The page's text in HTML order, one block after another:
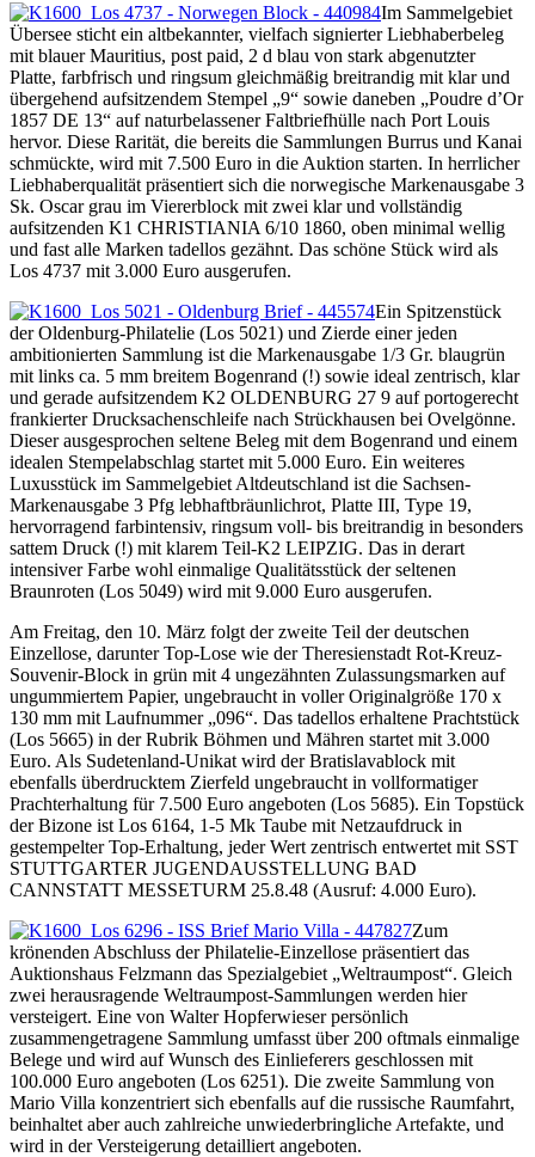
Im Sammelgebiet
Übersee sticht ein altbekannter, vielfach signierter Liebhaberbeleg
mit blauer Mauritius, post paid, 2 d blau von stark abgenutzter
Platte, farbfrisch und ringsum gleichmäßig breitrandig mit klar und
übergehend aufsitzendem Stempel „9“ sowie daneben „Poudre d’Or
1857 DE 13“ auf naturbelassener Faltbriefhülle nach Port Louis
hervor. Diese Rarität, die bereits die Sammlungen Burrus und Kanai
schmückte, wird mit 7.500 Euro in die Auktion starten. In herrlicher
Liebhaberqualität präsentiert sich die norwegische Markenausgabe 3
Sk. Oscar grau im Viererblock mit zwei klar und vollständig
aufsitzenden K1 CHRISTIANIA 6/10 1860, oben minimal wellig
und fast alle Marken tadellos gezähnt. Das schöne Stück wird als
Los 4737 mit 3.000 Euro ausgerufen.
Ein Spitzenstück
der Oldenburg-Philatelie (Los 5021) und Zierde einer jeden
ambitionierten Sammlung ist die Markenausgabe 1/3 Gr. blaugrün
mit links ca. 5 mm breitem Bogenrand (!) sowie ideal zentrisch, klar
und gerade aufsitzendem K2 OLDENBURG 27 9 auf portogerecht
frankierter Drucksachenschleife nach Strückhausen bei Ovelgönne.
Dieser ausgesprochen seltene Beleg mit dem Bogenrand und einem
idealen Stempelabschlag startet mit 5.000 Euro. Ein weiteres
Luxusstück im Sammelgebiet Altdeutschland ist die Sachsen-
Markenausgabe 3 Pfg lebhaftbräunlichrot, Platte III, Type 19,
hervorragend farbintensiv, ringsum voll- bis breitrandig in besonders
sattem Druck (!) mit klarem Teil-K2 LEIPZIG. Das in derart
intensiver Farbe wohl einmalige Qualitätsstück der seltenen
Braunroten (Los 5049) wird mit 9.000 Euro ausgerufen.
Am Freitag, den 10. März folgt der zweite Teil der deutschen
Einzellose, darunter Top-Lose wie der Theresienstadt Rot-Kreuz-
Souvenir-Block in grün mit 4 ungezähnten Zulassungsmarken auf
ungummiertem Papier, ungebraucht in voller Originalgröße 170 x
130 mm mit Laufnummer „096“. Das tadellos erhaltene Prachtstück
(Los 5665) in der Rubrik Böhmen und Mähren startet mit 3.000
Euro. Als Sudetenland-Unikat wird der Bratislavablock mit
ebenfalls überdrucktem Zierfeld ungebraucht in vollformatiger
Prachterhaltung für 7.500 Euro angeboten (Los 5685). Ein Topstück
der Bizone ist Los 6164, 1-5 Mk Taube mit Netzaufdruck in
gestempelter Top-Erhaltung, jeder Wert zentrisch entwertet mit SST
STUTTGARTER JUGENDAUSSTELLUNG BAD
CANNSTATT MESSETURM 25.8.48 (Ausruf: 4.000 Euro).
Zum
krönenden Abschluss der Philatelie-Einzellose präsentiert das
Auktionshaus Felzmann das Spezialgebiet „Weltraumpost“. Gleich
zwei herausragende Weltraumpost-Sammlungen werden hier
versteigert. Eine von Walter Hopferwieser persönlich
zusammengetragene Sammlung umfasst über 200 oftmals einmalige
Belege und wird auf Wunsch des Einlieferers geschlossen mit
100.000 Euro angeboten (Los 6251). Die zweite Sammlung von
Mario Villa konzentriert sich ebenfalls auf die russische Raumfahrt,
beinhaltet aber auch zahlreiche unwiederbringliche Artefakte, und
wird in der Versteigerung detailliert angeboten.